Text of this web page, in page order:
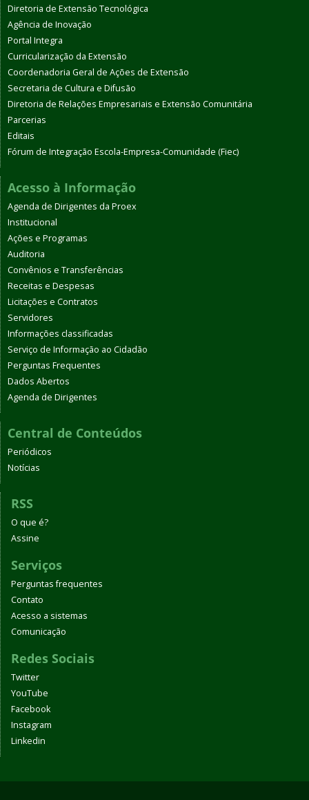
Diretoria de Extensão Tecnológica
Agência de Inovação
Portal Integra
Curricularização da Extensão
Coordenadoria Geral de Ações de Extensão
Secretaria de Cultura e Difusão
Diretoria de Relações Empresariais e Extensão Comunitária
Parcerias
Editais
Fórum de Integração Escola-Empresa-Comunidade (Fiec)
Acesso à Informação
Agenda de Dirigentes da Proex
Institucional
Ações e Programas
Auditoria
Convênios e Transferências
Receitas e Despesas
Licitações e Contratos
Servidores
Informações classificadas
Serviço de Informação ao Cidadão
Perguntas Frequentes
Dados Abertos
Agenda de Dirigentes
Central de Conteúdos
Periódicos
Notícias
RSS
O que é?
Assine
Serviços
Perguntas frequentes
Contato
Acesso a sistemas
Comunicação
Redes Sociais
Twitter
YouTube
Facebook
Instagram
Linkedin